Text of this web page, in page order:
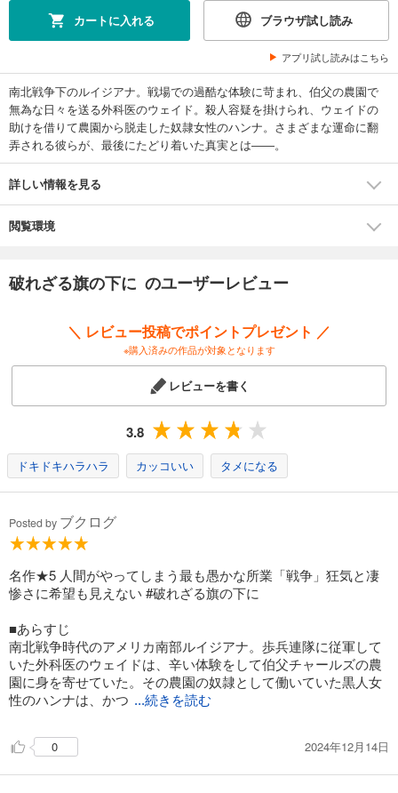
カートに入れる ブラウザ試し読み
アプリ試し読みはこちら
南北戦争下のルイジアナ。戦場での過酷な体験に苛まれ、伯父の農園で
無為な日々を送る外科医のウェイド。殺人容疑を掛けられ、ウェイドの
助けを借りて農園から脱走した奴隷女性のハンナ。さまざまな運命に翻
弄される彼らが、最後にたどり着いた真実とは――。
詳しい情報を見る
閲覧環境
破れざる旗の下に のユーザーレビュー
＼ レビュー投稿でポイントプレゼント ／
※購入済みの作品が対象となります
レビューを書く
3.8
ドキドキハラハラ カッコいい タメになる
Posted by ブクログ
名作★5 人間がやってしまう最も愚かな所業「戦争」狂気と凄
惨さに希望も見えない #破れざる旗の下に
■あらすじ
南北戦争時代のアメリカ南部ルイジアナ。歩兵連隊に従軍して
いた外科医のウェイドは、辛い体験をして伯父チャールズの農
園に身を寄せていた。その農園の奴隷として働いていた黒人女
性のハンナは、かつ ...続きを読む
0 2024年12月14日